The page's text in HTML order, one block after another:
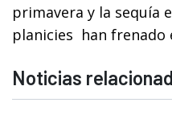
primavera y la sequía
planicies han frenado
Noticias